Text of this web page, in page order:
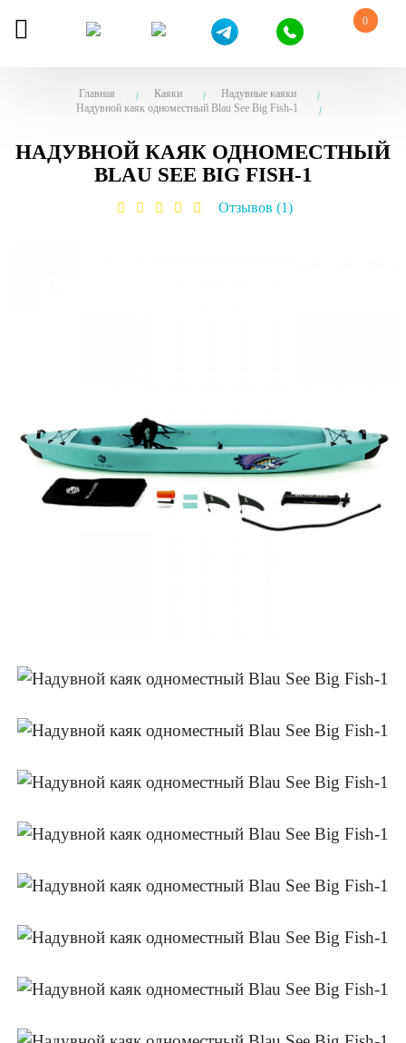
0
Главная Каяки
Надувные каяки
Надувной каяк одноместный Blau See Big Fish-1
НАДУВНОЙ КАЯК ОДНОМЕСТНЫЙ
BLAU SEE BIG FISH-1
Отзывов (1)